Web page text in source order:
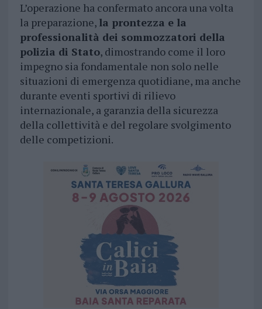
L’operazione ha confermato ancora una volta
la preparazione, la prontezza e la
professionalità dei sommozzatori della
polizia di Stato, dimostrando come il loro
impegno sia fondamentale non solo nelle
situazioni di emergenza quotidiane, ma anche
durante eventi sportivi di rilievo
internazionale, a garanzia della sicurezza
della collettività e del regolare svolgimento
delle competizioni.